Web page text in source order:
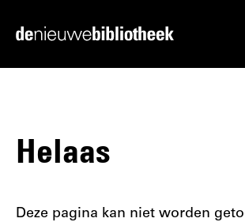
direct
direct
Ga
Helaas
Deze pagina kan niet worden